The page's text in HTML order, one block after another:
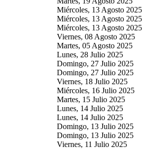
Miércoles, 13 Agosto 2025
Miércoles, 13 Agosto 2025
Miércoles, 13 Agosto 2025
Viernes, 08 Agosto 2025
Martes, 05 Agosto 2025
Lunes, 28 Julio 2025
Domingo, 27 Julio 2025
Domingo, 27 Julio 2025
Viernes, 18 Julio 2025
Miércoles, 16 Julio 2025
Martes, 15 Julio 2025
Lunes, 14 Julio 2025
Lunes, 14 Julio 2025
Domingo, 13 Julio 2025
Domingo, 13 Julio 2025
Viernes, 11 Julio 2025